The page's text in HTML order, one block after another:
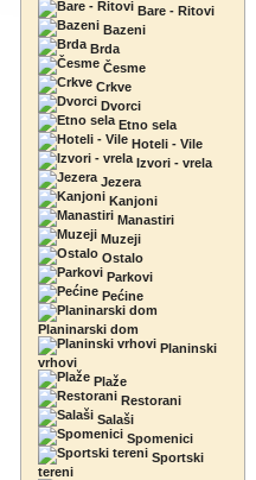
Bare - Ritovi
Bazeni
Brda
Česme
Crkve
Dvorci
Etno sela
Hoteli - Vile
Izvori - vrela
Jezera
Kanjoni
Manastiri
Muzeji
Ostalo
Parkovi
Pećine
Planinarski dom
Planinski
vrhovi
Plaže
Restorani
Salaši
Spomenici
Sportski
tereni